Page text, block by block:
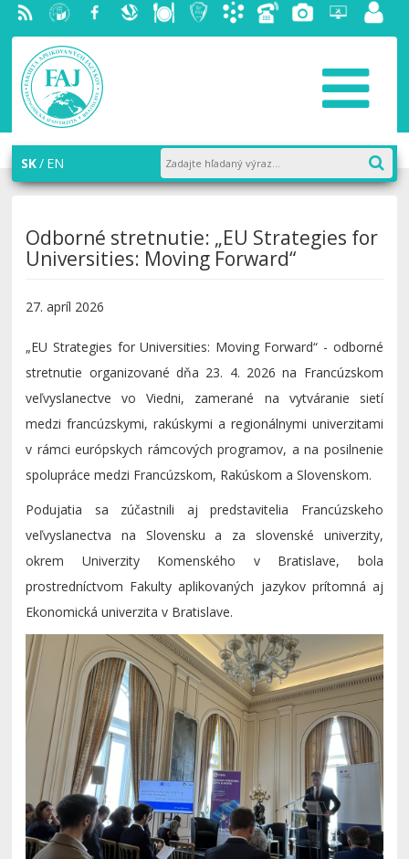
RSS EU v
Bratislave
FacebookSlovenskáStravovanie
ŠtudentskýAkademický
TelefónnyFotogaléria
Helpdesk
SK EN
Odborné stretnutie: „EU Strategies for
Universities: Moving Forward“
27. apríl 2026
„EU Strategies for Universities: Moving Forward“ - odborné
stretnutie organizované dňa 23. 4. 2026 na Francúzskom
veľvyslanectve vo Viedni, zamerané na vytváranie sietí
medzi francúzskymi, rakúskymi a regionálnymi univerzitami
v rámci európskych rámcových programov, a na posilnenie
spolupráce medzi Francúzskom, Rakúskom a Slovenskom.
Podujatia sa zúčastnili aj predstavitelia Francúzskeho
veľvyslanectva na Slovensku a za slovenské univerzity,
okrem Univerzity Komenského v Bratislave, bola
prostredníctvom Fakulty aplikovaných jazykov prítomná aj
Ekonomická univerzita v Bratislave.